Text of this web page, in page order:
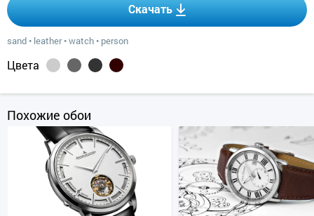
Скачать
sand • leather•watch • person
Цвета
Похожие обои